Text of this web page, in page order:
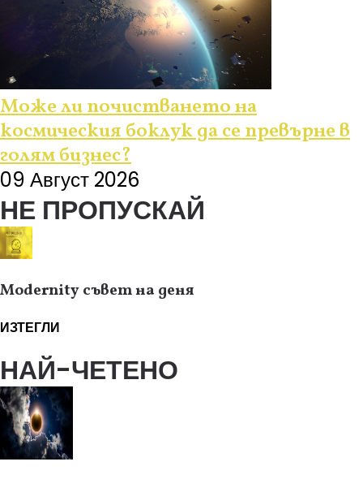
Може ли почистването на
космическия боклук да се превърне в
голям бизнес?
09 Август 2026
НЕ ПРОПУСКАЙ
Modernity съвет на деня
ИЗТЕГЛИ
НАЙ-ЧЕТЕНО